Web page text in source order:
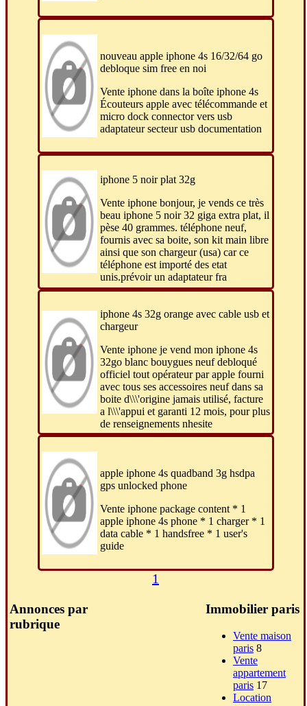
nouveau apple iphone 4s 16/32/64 go
debloque sim free en noi
Vente iphone dans la boîte iphone 4s
Écouteurs apple avec télécommande et
micro dock connector vers usb
adaptateur secteur usb documentation
iphone 5 noir plat 32g
Vente iphone bonjour, je vends ce très
beau iphone 5 noir 32 giga extra plat, il
pèse 40 grammes. téléphone neuf,
fournis avec sa boite, son kit main libre
ainsi que son chargeur (usa) car ce
téléphone est importé des etat
unis.prévoir un adaptateur fra
iphone 4s 32g orange avec cable usb et
chargeur
Vente iphone je vend mon iphone 4s
32go blanc bouygues neuf debloqué
officiel tout opérateur par apple fourni
avec tous ses accessoires neuf dans sa
boite d\\\'origine jamais utilisé, facture
a l\\\'appui et garanti 12 mois, pour plus
de renseignements nhesite
apple iphone 4s quadband 3g hsdpa
gps unlocked phone
Vente iphone package content * 1
apple iphone 4s phone * 1 charger * 1
data cable * 1 handsfree * 1 user's
guide
1
Annonces par
rubrique
Immobilier paris
Vente maison
paris 8
Vente
appartement
paris 17
Location